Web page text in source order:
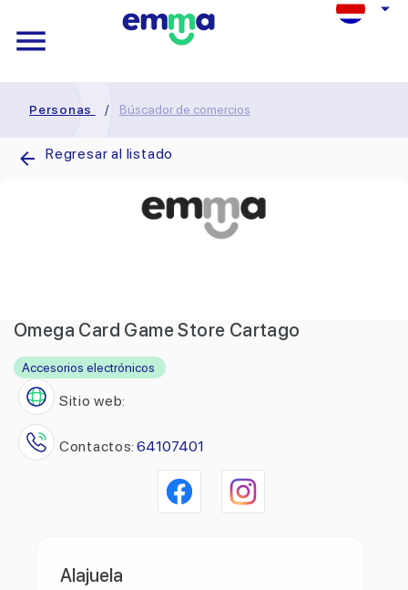
Personas / Búscador de comercios
Regresar al listado
Omega Card Game Store Cartago
Accesorios electrónicos
Sitio web:
Contactos: 64107401
Alajuela